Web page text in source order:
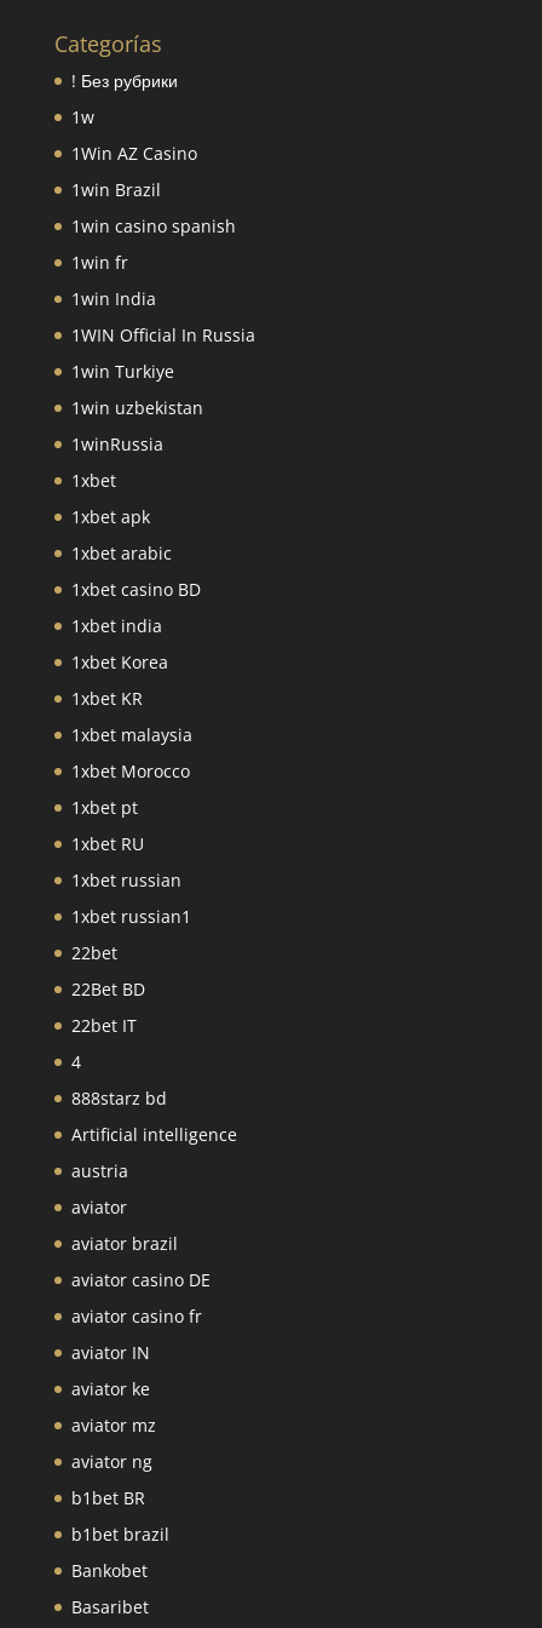
Categorías
! Без рубрики
1w
1Win AZ Casino
1win Brazil
1win casino spanish
1win fr
1win India
1WIN Official In Russia
1win Turkiye
1win uzbekistan
1winRussia
1xbet
1xbet apk
1xbet arabic
1xbet casino BD
1xbet india
1xbet Korea
1xbet KR
1xbet malaysia
1xbet Morocco
1xbet pt
1xbet RU
1xbet russian
1xbet russian1
22bet
22Bet BD
22bet IT
4
888starz bd
Artificial intelligence
austria
aviator
aviator brazil
aviator casino DE
aviator casino fr
aviator IN
aviator ke
aviator mz
aviator ng
b1bet BR
b1bet brazil
Bankobet
Basaribet